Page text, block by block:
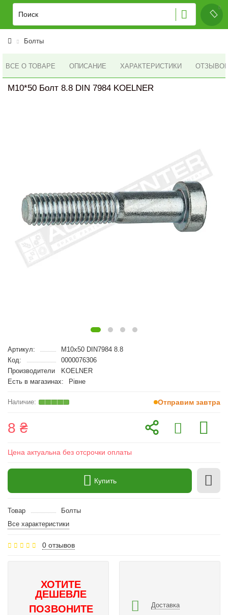
Болты
ВСЕ О ТОВАРЕ ОПИСАНИЕ ХАРАКТЕРИСТИКИ ОТЗЫВОВ
M10*50 Болт 8.8 DIN 7984 KOELNER
Артикул:
M10x50 DIN7984 8.8
Код:
0000076306
Производители
KOELNER
Есть в магазинах:
Рівне
Отправим завтра
8 ₴
Цена актуальна без отсрочки оплаты
Купить
Товар
Болты
Все характеристики
0 отзывов
ХОТИТЕ
ДЕШЕВЛЕ
ПОЗВОНИТЕ
Доставка